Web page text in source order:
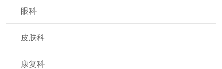
眼科
皮肤科
康复科